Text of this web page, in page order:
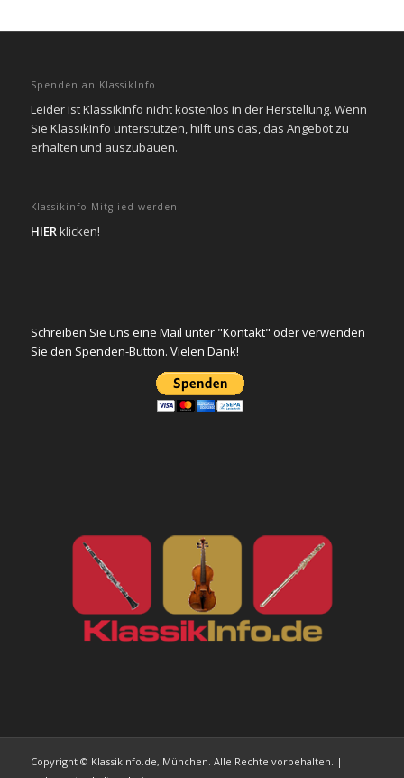
Spenden an KlassikInfo
Leider ist KlassikInfo nicht kostenlos in der Herstellung. Wenn
Sie KlassikInfo unterstützen, hilft uns das, das Angebot zu
erhalten und auszubauen.
Klassikinfo Mitglied werden
HIERklicken!
Schreiben Sie uns eine Mail unter "Kontakt" oder verwenden
Sie den Spenden-Button. Vielen Dank!
Copyright © KlassikInfo.de, München. Alle Rechte vorbehalten. |